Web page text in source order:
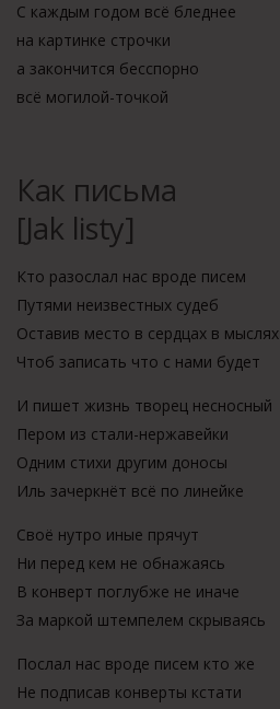
С каждым годом всё бледнее
на картинке строчки
а закончится бесспорно
всё могилой-точкой
Как письма
[Jak listy]
Кто разослал нас вроде писем
Путями неизвестных судеб
Оставив место в сердцах в мыслях
Чтоб записать что с нами будет
И пишет жизнь творец несносный
Пером из стали-нержавейки
Одним стихи другим доносы
Иль зачеркнёт всё по линейке
Своё нутро иные прячут
Ни перед кем не обнажаясь
В конверт поглубже не иначе
За маркой штемпелем скрываясь
Послал нас вроде писем кто же
Не подписав конверты кстати